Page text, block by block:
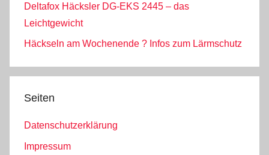
Deltafox Häcksler DG-EKS 2445 – das
Leichtgewicht
Häckseln am Wochenende ? Infos zum Lärmschutz
Seiten
Datenschutzerklärung
Impressum